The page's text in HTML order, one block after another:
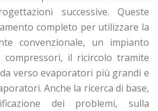
successive. Queste
completo per utilizzare la
convenzionale, un impianto
il ricircolo tramite
verso evaporatori più grandi e
Anche la ricerca di base,
dei problemi, sulla